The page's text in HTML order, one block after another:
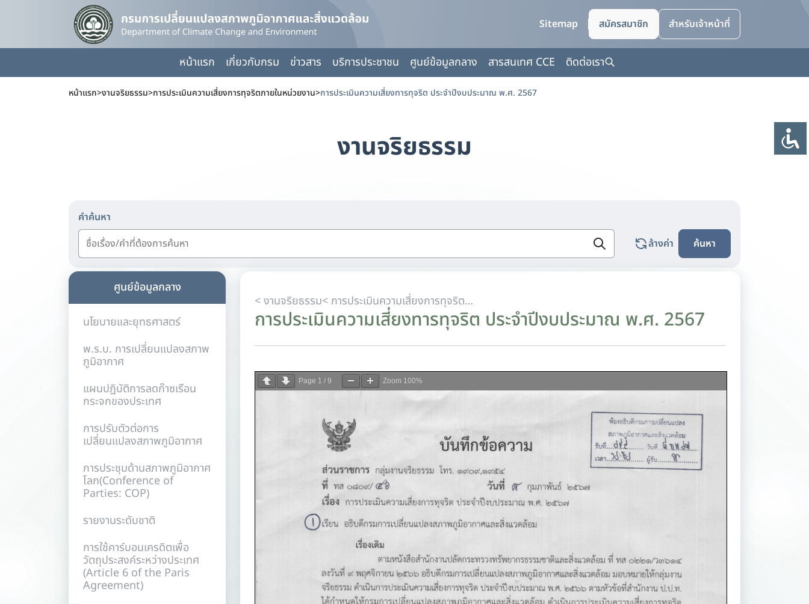
Sitemap สมัครสมาชิก สำหรับเจ้าหน้าที่
หน้าแรก เกี่ยวกับกรม ข่าวสาร บริการประชาชน ศูนย์ข้อมูลกลาง สารสนเทศ CCE ติดต่อเรา
หน้าแรก>งานจริยธรรม>การประเมินความเสี่ยงการทุจริตภายในหน่วยงาน>การประเมินความเสี่ยงทารทุจริต ประจำปีงบประมาณ พ.ศ. 2567
งานจริยธรรม
คำค้นหา
ล้างค่า
ค้นหา
ศูนย์ข้อมูลกลาง
นโยบายและยุทธศาสตร์
พ.ร.บ. การเปลี่ยนแปลงสภาพ
ภูมิอากาศ
แผนปฏิบัติการลดก๊าซเรือน
กระจกของประเทศ
การปรับตัวต่อการ
เปลี่ยนแปลงสภาพภูมิอากาศ
การประชุมด้านสภาพภูมิอากาศ
โลก(Conference of
Parties: COP)
รายงานระดับชาติ
การใช้คาร์บอนเครดิตเพื่อ
วัตถุประสงค์ระหว่างประเทศ
(Article 6 of the Paris
Agreement)
< งานจริยธรรม < การประเมินความเสี่ยงการทุจริตภายในหน่วยงาน
การประเมินความเสี่ยงทารทุจริต ประจำปีงบประมาณ พ.ศ. 2567
Page 1 / 9 Zoom 100%